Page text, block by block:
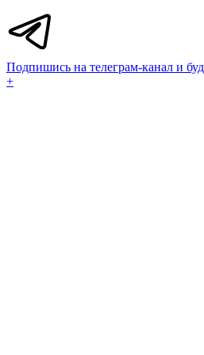
Подпишись на телеграм-канал и
+